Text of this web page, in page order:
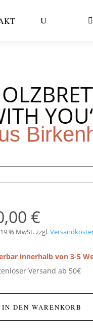

€
% MwSt.zzgl.
innerhalb von 3-5
Versand ab 50€
IN DEN WARENKORB